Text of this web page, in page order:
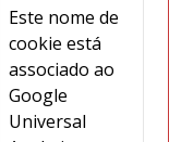
Este nome de
cookie está
associado ao
Google
Universal